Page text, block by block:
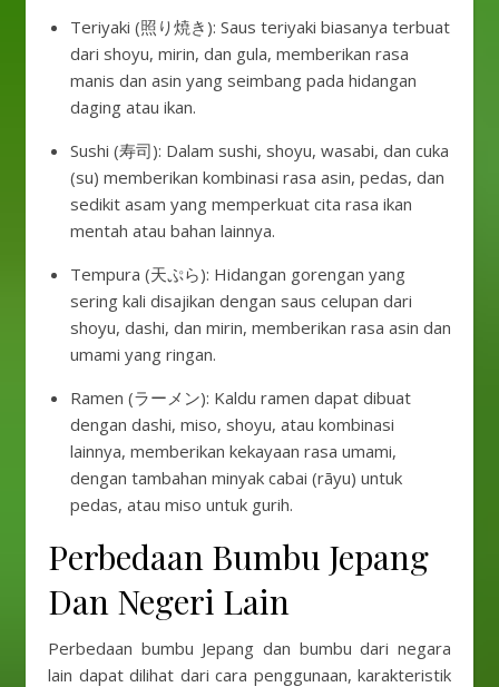
Teriyaki (照り焼き): Saus teriyaki biasanya terbuat
dari shoyu, mirin, dan gula, memberikan rasa
manis dan asin yang seimbang pada hidangan
daging atau ikan.
Sushi (寿司): Dalam sushi, shoyu, wasabi, dan cuka
(su) memberikan kombinasi rasa asin, pedas, dan
sedikit asam yang memperkuat cita rasa ikan
mentah atau bahan lainnya.
Tempura (天ぷら): Hidangan gorengan yang
sering kali disajikan dengan saus celupan dari
shoyu, dashi, dan mirin, memberikan rasa asin dan
umami yang ringan.
Ramen (ラーメン): Kaldu ramen dapat dibuat
dengan dashi, miso, shoyu, atau kombinasi
lainnya, memberikan kekayaan rasa umami,
dengan tambahan minyak cabai (rāyu) untuk
pedas, atau miso untuk gurih.
Perbedaan Bumbu Jepang
Dan Negeri Lain
Perbedaan bumbu Jepang dan bumbu dari negara
lain dapat dilihat dari cara penggunaan, karakteristik